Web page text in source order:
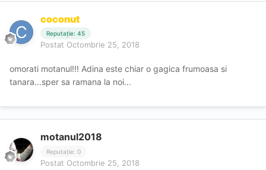
coconut
Reputație: 45
Postat Octombrie 25, 2018
omorati motanul!!! Adina este chiar o gagica frumoasa si
tanara...sper sa ramana la noi...
motanul2018
Reputație: 0
Postat Octombrie 25, 2018